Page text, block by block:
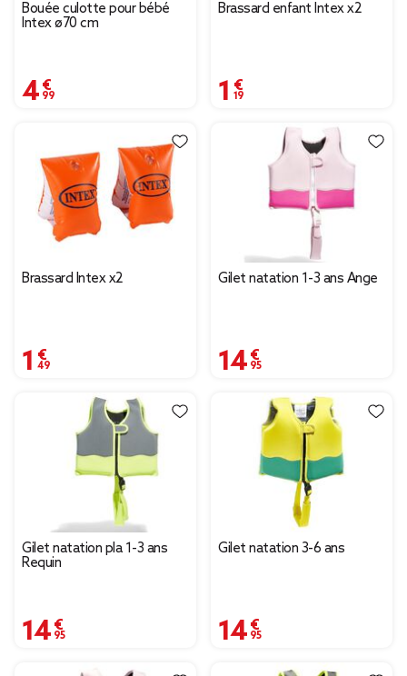
Bouée culotte pour bébé
Intex ø70 cm
4,99 €
Brassard enfant Intex x2
1,19 €
Brassard Intex x2
1,49 €
Gilet natation 1-3 ans Ange
14,95 €
Gilet natation pla 1-3 ans
Requin
14,95 €
Gilet natation 3-6 ans
14,95 €